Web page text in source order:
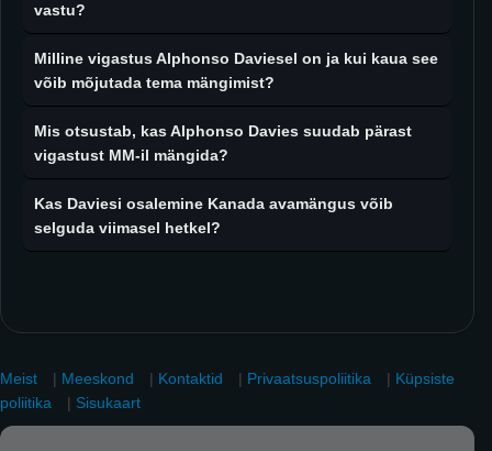
vastu?
Milline vigastus Alphonso Daviesel on ja kui kaua see
võib mõjutada tema mängimist?
Mis otsustab, kas Alphonso Davies suudab pärast
vigastust MM-il mängida?
Kas Daviesi osalemine Kanada avamängus võib
selguda viimasel hetkel?
Meist | Meeskond | Kontaktid | Privaatsuspoliitika | Küpsiste
poliitika
| Sisukaart